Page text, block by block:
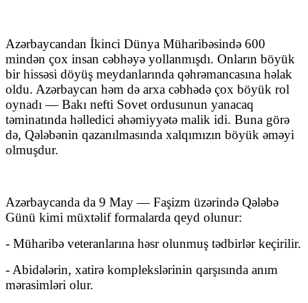
Azərbaycandan İkinci Dünya Müharibəsində 600
mindən çox insan cəbhəyə yollanmışdı. Onların böyük
bir hissəsi döyüş meydanlarında qəhrəmancasına həlak
oldu. Azərbaycan həm də arxa cəbhədə çox böyük rol
oynadı — Bakı nefti Sovet ordusunun yanacaq
təminatında həlledici əhəmiyyətə malik idi. Buna görə
də, Qələbənin qazanılmasında xalqımızın böyük əməyi
olmuşdur.
Azərbaycanda da 9 May — Faşizm üzərində Qələbə
Günü kimi müxtəlif formalarda qeyd olunur:
- Müharibə veteranlarına həsr olunmuş tədbirlər keçirilir.
- Abidələrin, xatirə komplekslərinin qarşısında anım
mərasimləri olur.